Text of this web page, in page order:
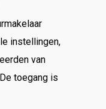
instellingen,
van
toegang is